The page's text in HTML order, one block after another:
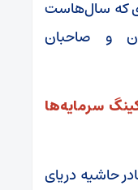
که سال‌هاست
و صاحبان
سرمایه‌ها
حاشیه دریای